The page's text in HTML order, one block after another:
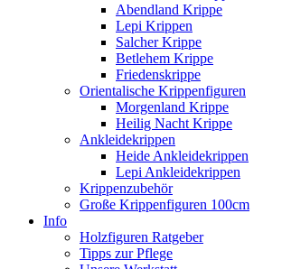
Abendland Krippe
Lepi Krippen
Salcher Krippe
Betlehem Krippe
Friedenskrippe
Orientalische Krippenfiguren
Morgenland Krippe
Heilig Nacht Krippe
Ankleidekrippen
Heide Ankleidekrippen
Lepi Ankleidekrippen
Krippenzubehör
Große Krippenfiguren 100cm
Info
Holzfiguren Ratgeber
Tipps zur Pflege